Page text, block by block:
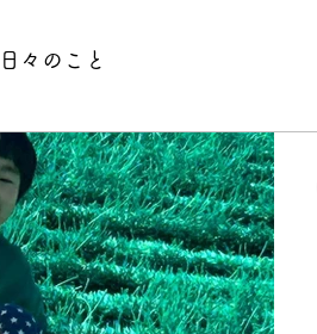
日々のこと